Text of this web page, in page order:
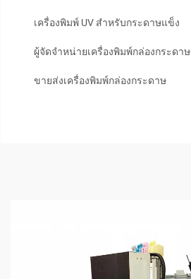
เครื่องพิมพ์ UV สำหรับกระดาษแข็ง
ผู้จัดจำหน่ายเครื่องพิมพ์กล่องกระดาษ
ขายส่งเครื่องพิมพ์กล่องกระดาษ